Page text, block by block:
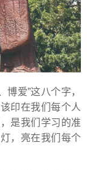
爱”这八个字，
印在我们每个人
是我们学习的准
，亮在我们每个